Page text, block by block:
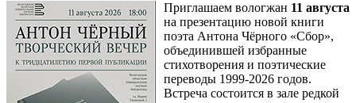
Приглашаем вологжан 11 августа
на презентацию новой книги
поэта Антона Чёрного «Сбор»,
объединившей избранные
стихотворения и поэтические
переводы 1999-2026 годов.
Встреча состоится в зале редкой